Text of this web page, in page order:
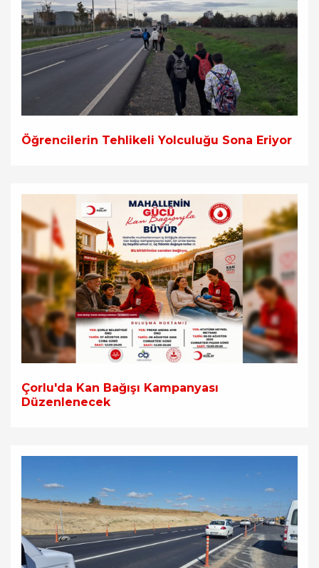
Öğrencilerin Tehlikeli Yolculuğu Sona Eriyor
Çorlu'da Kan Bağışı Kampanyası
Düzenlenecek